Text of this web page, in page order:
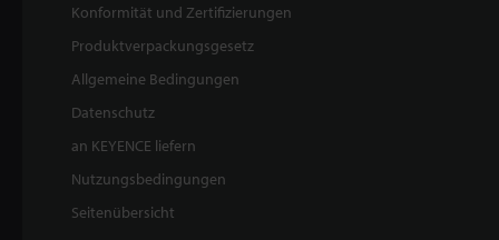
Konformität und Zertifizierungen
Produktverpackungsgesetz
Allgemeine Bedingungen
Datenschutz
an KEYENCE liefern
Nutzungsbedingungen
Seitenübersicht